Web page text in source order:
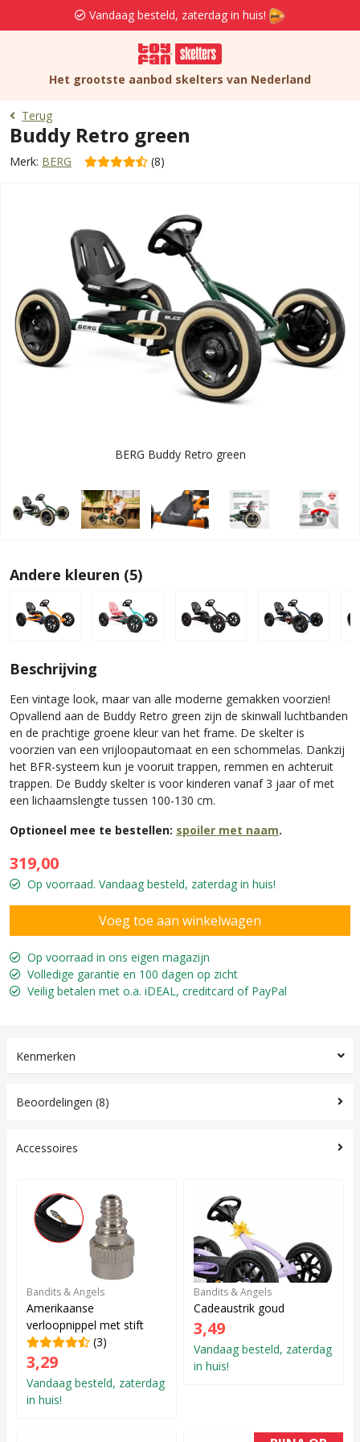
Vandaag besteld, zaterdag in huis!
Het grootste aanbod skelters van Nederland
Terug
Buddy Retro green
Merk: BERG (8)
‹ ›
BERG Buddy Retro green
Andere kleuren (5)
Beschrijving
Een vintage look, maar van alle moderne gemakken voorzien!
Opvallend aan de Buddy Retro green zijn de skinwall luchtbanden
en de prachtige groene kleur van het frame. De skelter is
voorzien van een vrijloopautomaat en een schommelas. Dankzij
het BFR-systeem kun je vooruit trappen, remmen en achteruit
trappen. De Buddy skelter is voor kinderen vanaf 3 jaar of met
een lichaamslengte tussen 100-130 cm.
Optioneel mee te bestellen: spoiler met naam.
319,00
Op voorraad. Vandaag besteld, zaterdag in huis!
Op voorraad in ons eigen magazijn
Volledige garantie en 100 dagen op zicht
Veilig betalen met o.a. iDEAL, creditcard of PayPal
Kenmerken
Beoordelingen (8)
Accessoires
Bandits & Angels
Amerikaanse
verloopnippel met stift
(3)
3,29
Vandaag besteld, zaterdag
in huis!
Bandits & Angels
Cadeaustrik goud
3,49
Vandaag besteld, zaterdag
in huis!